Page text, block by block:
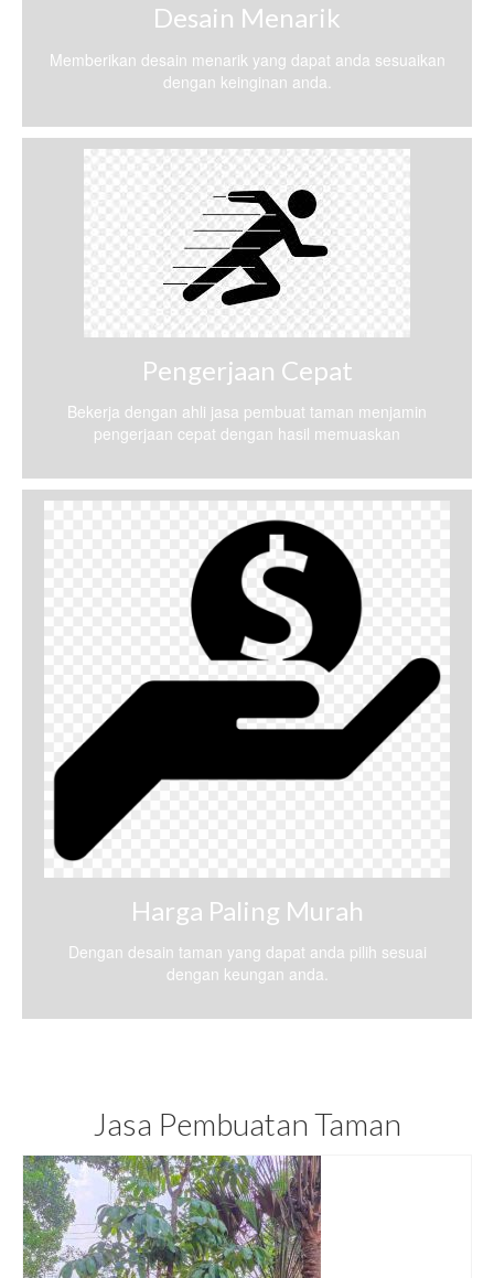
Desain Menarik
Memberikan desain menarik yang dapat anda sesuaikan
dengan keinginan anda.
Pengerjaan Cepat
Bekerja dengan ahli jasa pembuat taman menjamin
pengerjaan cepat dengan hasil memuaskan
Harga Paling Murah
Dengan desain taman yang dapat anda pilih sesuai
dengan keungan anda.
Jasa Pembuatan Taman